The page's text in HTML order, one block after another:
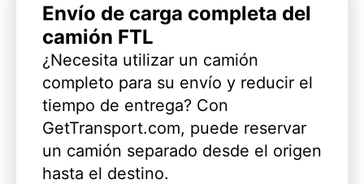
Envío de carga completa del
camión FTL
¿Necesita utilizar un camión
completo para su envío y reducir el
tiempo de entrega? Con
GetTransport.com, puede reservar
un camión separado desde el origen
hasta el destino.